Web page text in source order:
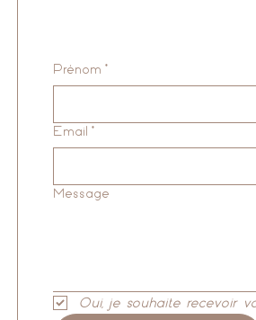
Prénom *
Email *
Message
Oui, je souhaite recevoir